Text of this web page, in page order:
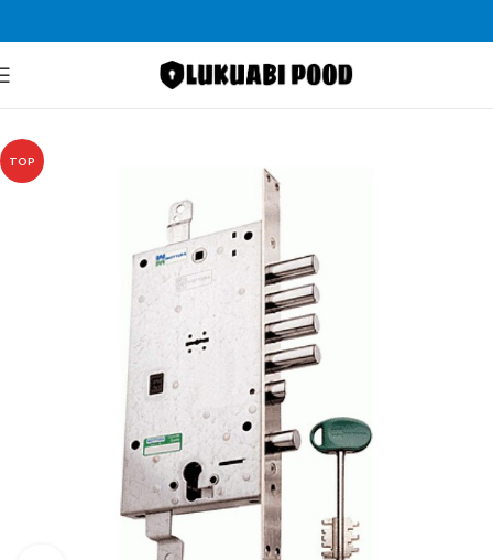
Lukukorpused
TOP